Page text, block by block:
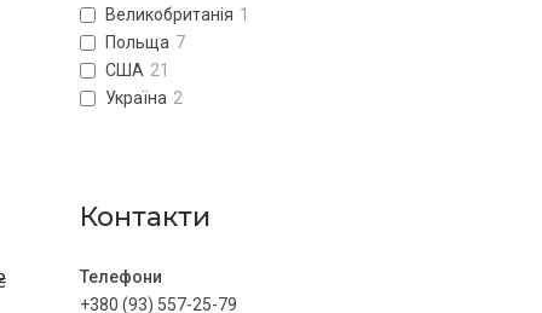
Великобританія 1
Польща 7
США 21
Україна 2
Контакти
+380 (93) 557-25-79